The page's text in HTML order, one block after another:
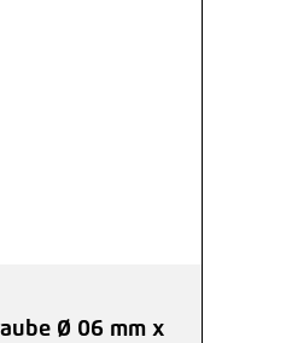
Ø 06 mm x